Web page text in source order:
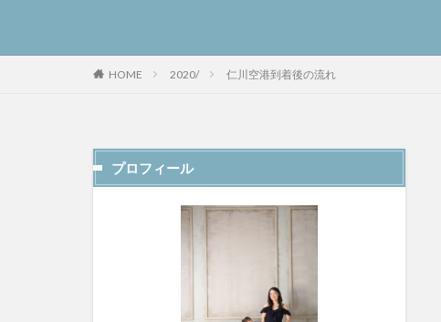
HOME 2020/ 仁川空港到着後の流れ
プロフィール